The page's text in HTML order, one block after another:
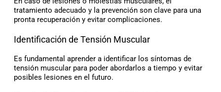
tratamiento adecuado y la prevención son clave para una
pronta recuperación y evitar complicaciones.
Identificación de Tensión Muscular
Es fundamental aprender a identificar los síntomas de
tensión muscular para poder abordarlos a tiempo y evitar
posibles lesiones en el futuro.